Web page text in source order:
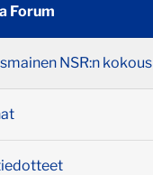
Forum
NSR:n kokous